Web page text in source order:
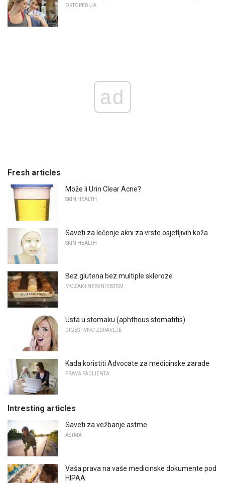
ORTOPEDIJA
ad
Fresh articles
Može li Urin Clear Acne?
SKIN HEALTH
Saveti za lečenje akni za vrste osjetljivih koža
SKIN HEALTH
Bez glutena bez multiple skleroze
MOZAK I NERVNI SISTEM
Usta u stomaku (aphthous stomatitis)
DIGESTIVNO ZDRAVLJE
Kada koristiti Advocate za medicinske zarade
PRAVA PACIJENTA
Intresting articles
Saveti za vežbanje astme
ASTMA
Vaša prava na vaše medicinske dokumente pod
HIPAA